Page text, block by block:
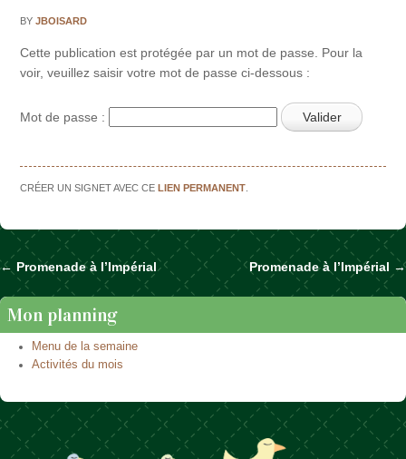
BYJBOISARD
Cette publication est protégée par un mot de passe. Pour la
voir, veuillez saisir votre mot de passe ci-dessous :
Mot de passe :
CRÉER UN SIGNET AVEC CELIEN PERMANENT
Naviguer dans les articles
← Promenade à l’Impérial Promenade à l’Impérial →
Mon planning
Menu de la semaine
Activités du mois